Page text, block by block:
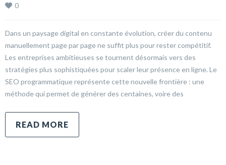
0
Dans un paysage digital en constante évolution, créer du contenu
manuellement page par page ne suffit plus pour rester compétitif.
Les entreprises ambitieuses se tournent désormais vers des
stratégies plus sophistiquées pour scaler leur présence en ligne. Le
SEO programmatique représente cette nouvelle frontière : une
méthode qui permet de générer des centaines, voire des
READ MORE